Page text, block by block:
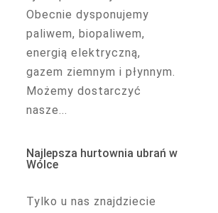
Obecnie dysponujemy
paliwem, biopaliwem,
energią elektryczną,
gazem ziemnym i płynnym.
Możemy dostarczyć
nasze...
Najlepsza hurtownia ubrań w
Wólce
Tylko u nas znajdziecie